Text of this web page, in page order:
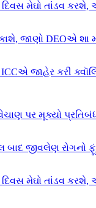
દિવસ મેઘો તાંડવ
જાણો DEOએ શા
જાહેર કરી
પર મૂક્યો
બાદ જીવલેણ રોગનો
દિવસ મેઘો તાંડવ